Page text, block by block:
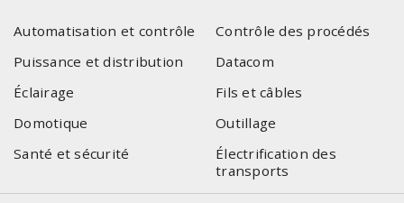
Automatisation et contrôle
Contrôle des procédés
Puissance et distribution
Datacom
Éclairage
Fils et câbles
Domotique
Outillage
Santé et sécurité
Électrification des
transports